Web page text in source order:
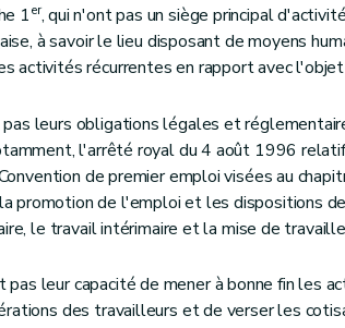
1er, qui n'ont pas un siège principal
à savoir le lieu disposant de moyens
activités récurrentes en rapport avec
leurs obligations légales et
l'arrêté royal du 4 août 1996
de premier emploi visées au
promotion de l'emploi et les dispositions
le travail intérimaire et la mise de
leur capacité de mener à bonne fin les
des travailleurs et de verser les